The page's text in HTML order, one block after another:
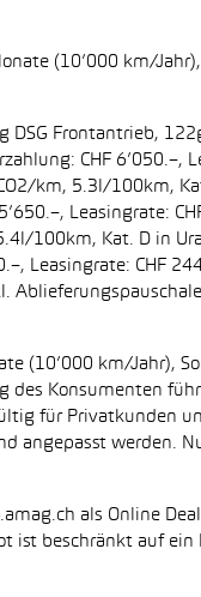
(10’000 km/
DSG Frontantrieb,
CHF 6’050.–,
km, 5.3l/100km,
Leasingrate:
100km, Kat. D in
Leasingrate: CHF
(10’000 km/Jahr),
des Konsumenten
für Privatkunden
angepasst werden.
als Online
beschränkt auf ein